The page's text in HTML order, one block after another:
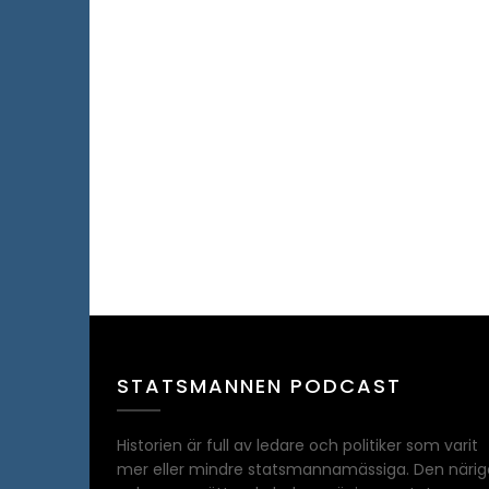
STATSMANNEN PODCAST
Historien är full av ledare och politiker som varit
mer eller mindre statsmannamässiga. Den